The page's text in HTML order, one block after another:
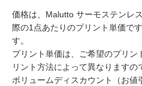
価格は、Malutto サーモステンレ
際の1点あたりのプリント単価で
す。
プリント単価は、ご希望のプリ
リント方法によって異なりますの
ボリュームディスカウント（お値